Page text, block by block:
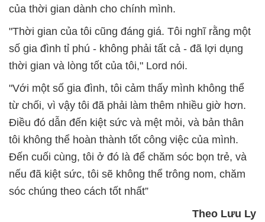
của thời gian dành cho chính mình.
"Thời gian của tôi cũng đáng giá. Tôi nghĩ rằng một
số gia đình tỉ phú - không phải tất cả - đã lợi dụng
thời gian và lòng tốt của tôi," Lord nói.
"Với một số gia đình, tôi cảm thấy mình không thể
từ chối, vì vậy tôi đã phải làm thêm nhiều giờ hơn.
Điều đó dẫn đến kiệt sức và mệt mỏi, và bản thân
tôi không thể hoàn thành tốt công việc của mình.
Đến cuối cùng, tôi ở đó là để chăm sóc bọn trẻ, và
nếu đã kiệt sức, tôi sẽ không thể trông nom, chăm
sóc chúng theo cách tốt nhất”
Theo Lưu Ly